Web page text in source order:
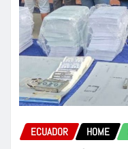
ECUADOR HOME